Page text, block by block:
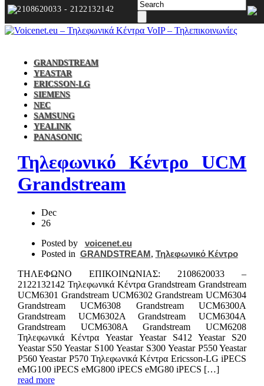
2108620033 - 2122132142
GRANDSTREAM
YEASTAR
ERICSSON-LG
SIEMENS
NEC
SAMSUNG
YEALINK
PANASONIC
Τηλεφωνικό Κέντρο UCM
Grandstream
Dec
26
Posted by
voicenet.eu
Posted in GRANDSTREAM, Τηλεφωνικό Κέντρο
ΤΗΛΕΦΩΝΟ ΕΠΙΚΟIΝΩΝΙΑΣ: 2108620033 –
2122132142 Τηλεφωνικά Κέντρα Grandstream Grandstream
UCM6301 Grandstream UCM6302 Grandstream UCM6304
Grandstream UCM6308 Grandstream UCM6300A
Grandstream UCM6302A Grandstream UCM6304A
Grandstream UCM6308A Grandstream UCM6208
Τηλεφωνικά Κέντρα Yeastar Yeastar S412 Yeastar S20
Yeastar S50 Yeastar S100 Yeastar S300 Yeastar P550 Yeastar
P560 Yeastar P570 Τηλεφωνικά Κέντρα Ericsson-LG iPECS
eMG100 iPECS eMG800 iPECS eMG80 iPECS […]
read more